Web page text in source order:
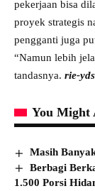
pekerjaan bisa
proyek strategis
pengganti juga
“Namun lebih
tandasnya. rie-yds
You Might
Masih
Berbagi
1.500 Porsi